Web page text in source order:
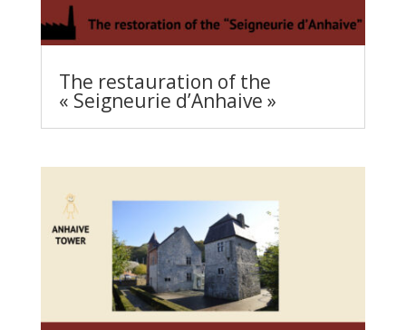
The restauration of the
« Seigneurie d’Anhaive »